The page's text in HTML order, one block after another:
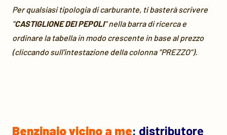
Per qualsiasi tipologia di carburante, ti basterà scrivere
"CASTIGLIONE DEI PEPOLI" nella barra di ricerca e
ordinare la tabella in modo crescente in base al prezzo
(cliccando sull'intestazione della colonna "PREZZO").
Benzinaio vicino a me: distributore